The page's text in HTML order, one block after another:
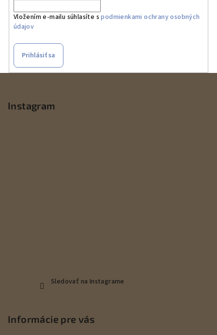
Vložením e-mailu súhlasíte spodmienkami ochrany osobných
údajov
Prihlásiť sa
Instagram
Sledovať na Instagrame
Informácie pre vás